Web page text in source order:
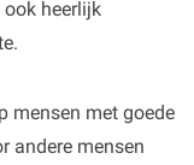
heerlijk
mensen met goede
andere mensen